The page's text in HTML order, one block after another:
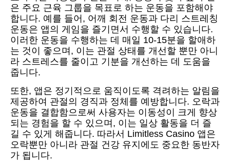
은 주요 근육 그룹을 목표로 하는 운동을 포함해야
합니다. 예를 들어, 어깨 회전 운동과 다리 스트레칭
운동은 앱의 게임을 즐기면서 수행할 수 있습니다.
이러한 운동을 수행하는 데 매일 10-15분을 할애하
는 것이 좋으며, 이는 관절 상태를 개선할 뿐만 아니
라 스트레스를 줄이고 기분을 개선하는 데 도움을
줍니다.
또한, 앱은 정기적으로 움직이도록 격려하는 알림을
제공하여 관절의 경직과 정체를 예방합니다. 오락과
운동을 결합함으로써 사용자는 이동성이 크게 향상
되는 경험을 할 수 있으며, 이는 일상 활동을 더 즐
길 수 있게 해줍니다. 따라서 Limitless Casino 앱은
오락뿐만 아니라 관절 건강 유지에도 중요한 동반자
가 됩니다.